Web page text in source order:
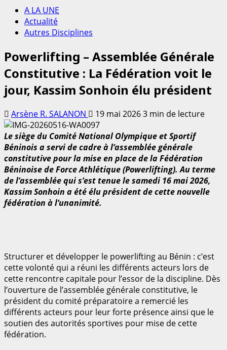
A LA UNE
Actualité
Autres Disciplines
Powerlifting – Assemblée Générale
Constitutive : La Fédération voit le
jour, Kassim Sonhoin élu président
Arsène R. SALANON 19 mai 20263 min de lecture
Le siège du Comité National Olympique et Sportif
Béninois a servi de cadre à l’assemblée générale
constitutive pour la mise en place de la Fédération
Béninoise de Force Athlétique (Powerlifting). Au terme
de l’assemblée qui s’est tenue le samedi 16 mai 2026,
Kassim Sonhoin a été élu président de cette nouvelle
fédération à l’unanimité.
Structurer et développer le powerlifting au Bénin : c’est
cette volonté qui a réuni les différents acteurs lors de
cette rencontre capitale pour l’essor de la discipline. Dès
l’ouverture de l’assemblée générale constitutive, le
président du comité préparatoire a remercié les
différents acteurs pour leur forte présence ainsi que le
soutien des autorités sportives pour mise de cette
fédération.